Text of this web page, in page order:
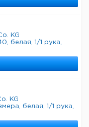
KG
белая, 1/1 рука,
KG
белая, 1/1 рука,